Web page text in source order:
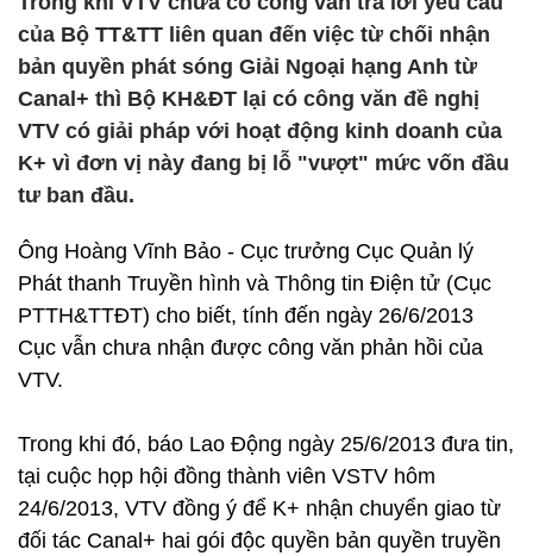
của Bộ TT&TT liên quan đến việc từ chối nhận
bản quyền phát sóng Giải Ngoại hạng Anh từ
Canal+ thì Bộ KH&ĐT lại có công văn đề nghị
VTV có giải pháp với hoạt động kinh doanh của
K+ vì đơn vị này đang bị lỗ "vượt" mức vốn đầu
tư ban đầu.
Ông Hoàng Vĩnh Bảo - Cục trưởng Cục Quản lý
Phát thanh Truyền hình và Thông tin Điện tử (Cục
PTTH&TTĐT) cho biết, tính đến ngày 26/6/2013
Cục vẫn chưa nhận được công văn phản hồi của
VTV.
Trong khi đó, báo Lao Động ngày 25/6/2013 đưa tin,
tại cuộc họp hội đồng thành viên VSTV hôm
24/6/2013, VTV đồng ý để K+ nhận chuyển giao từ
đối tác Canal+ hai gói độc quyền bản quyền truyền